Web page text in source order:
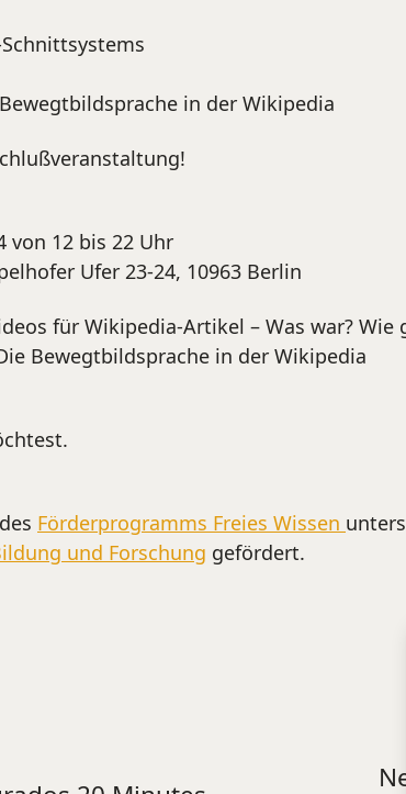
in der Wikipedia
von 12 bis 22 Uhr
Ufer 23-24, 10963 Berlin
für Wikipedia-Artikel – Was war? Wie
Bewegtbildsprache in der Wikipedia
Förderprogramms Freies Wissen
und Forschung gefördert.